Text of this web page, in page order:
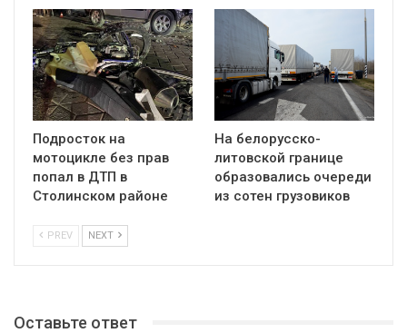
Подросток на
мотоцикле без прав
попал в ДТП в
Столинском районе
На белорусско-
литовской границе
образовались очереди
из сотен грузовиков
PREV NEXT
Оставьте ответ